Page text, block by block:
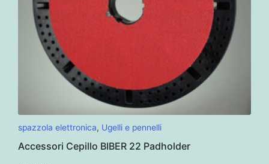
spazzola elettronica, Ugelli e pennelli
Accessori Cepillo BIBER 22 Padholder